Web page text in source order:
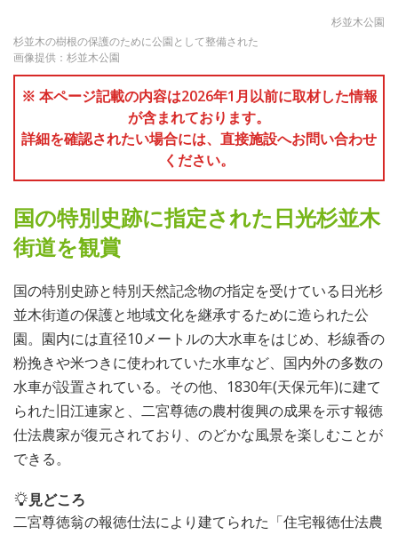
杉並木公園
杉並木の樹根の保護のために公園として整備された
画像提供：杉並木公園
※ 本ページ記載の内容は2026年1月以前に取材した情報
が含まれております。
詳細を確認されたい場合には、直接施設へお問い合わせ
ください。
国の特別史跡に指定された日光杉並木
街道を観賞
国の特別史跡と特別天然記念物の指定を受けている日光杉
並木街道の保護と地域文化を継承するために造られた公
園。園内には直径10メートルの大水車をはじめ、杉線香の
粉挽きや米つきに使われていた水車など、国内外の多数の
水車が設置されている。その他、1830年(天保元年)に建て
られた旧江連家と、二宮尊徳の農村復興の成果を示す報徳
仕法農家が復元されており、のどかな風景を楽しむことが
できる。
見どころ
二宮尊徳翁の報徳仕法により建てられた「住宅報徳仕法農